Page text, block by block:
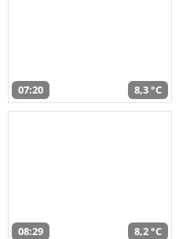
07:20 8,3 °C
08:29 8,2 °C